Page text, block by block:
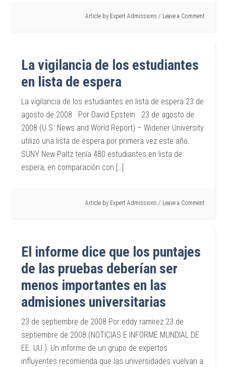
Article by Expert Admissions Leave a Comment
La vigilancia de los estudiantes
en lista de espera
La vigilancia de los estudiantes en lista de espera 23 de
agosto de 2008 Por David Epstein 23 de agosto de
2008 (U.S. News and World Report) – Widener University
utilizó una lista de espera por primera vez este año.
SUNY New Paltz tenía 480 estudiantes en lista de
espera, en comparación con […]
Article by Expert Admissions Leave a Comment
El informe dice que los puntajes
de las pruebas deberían ser
menos importantes en las
admisiones universitarias
23 de septiembre de 2008 Por eddy ramirez 23 de
septiembre de 2008 (NOTICIAS E INFORME MUNDIAL DE
EE. UU.): Un informe de un grupo de expertos
influyentes recomienda que las universidades vuelvan a